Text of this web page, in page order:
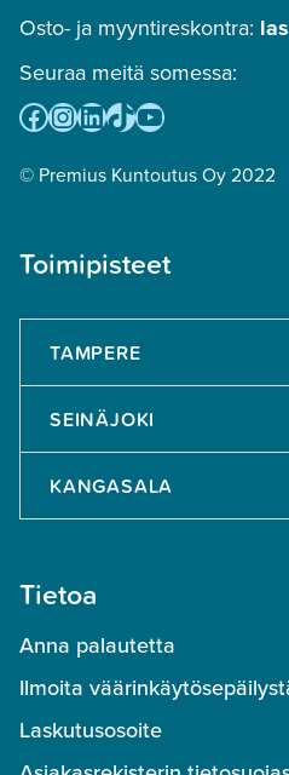
Osto- ja myyntireskontra:
Seuraa meitä somessa:
Facebook
Instagram
LinkedIn
TikTok
YouTube
© Premius Kuntoutus Oy 2022
Toimipisteet
TAMPERE
SEINÄJOKI
KANGASALA
Tietoa
Anna palautetta
Ilmoita
Laskutusosoite